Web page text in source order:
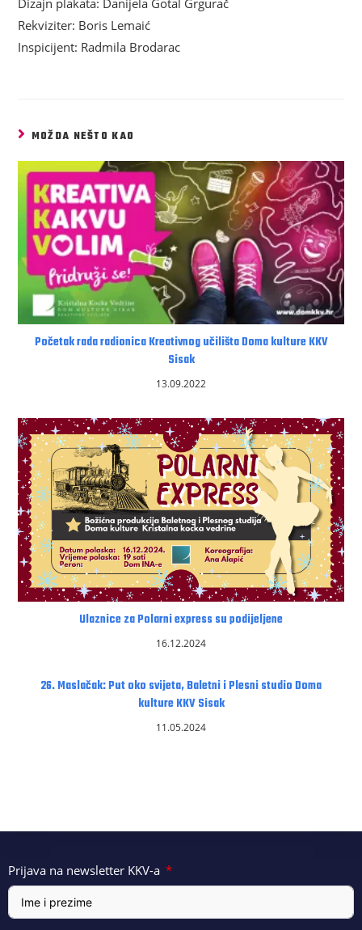
Dizajn plakata: Danijela Gotal Grgurač
Rekviziter: Boris Lemaić
Inspicijent: Radmila Brodarac
MOŽDA NEŠTO KAO
Početak rada radionica Kreativnog učilišta Doma kulture KKV
Sisak
13.09.2022
Ulaznice za Polarni express su podijeljene
16.12.2024
26. Maslačak: Put oko svijeta, Baletni i Plesni studio Doma
kulture KKV Sisak
11.05.2024
Prijava na newsletter KKV-a